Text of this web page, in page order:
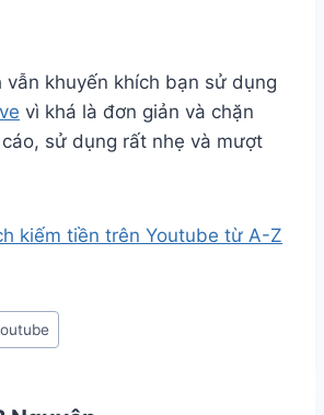
vẫn khuyến khích bạn sử dụng
vì khá là đơn giản và chặn
sử dụng rất nhẹ và mượt
kiếm tiền trên Youtube từ A-Z